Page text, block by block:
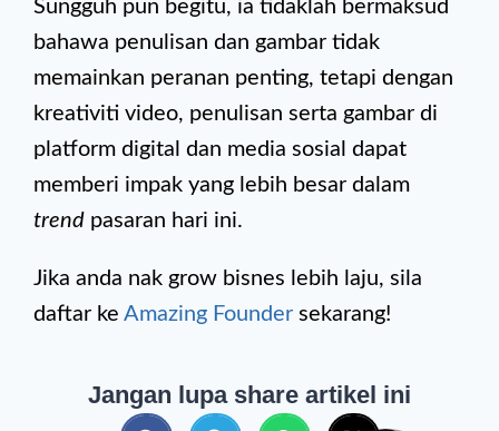
Sungguh pun begitu, ia tidaklah bermaksud
bahawa penulisan dan gambar tidak
memainkan peranan penting, tetapi dengan
kreativiti video, penulisan serta gambar di
platform digital dan media sosial dapat
memberi impak yang lebih besar dalam
trend pasaran hari ini.
Jika anda nak grow bisnes lebih laju, sila
daftar ke Amazing Founder sekarang!
Jangan lupa share artikel ini